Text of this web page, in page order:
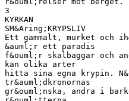
3
KYRKAN
SM&Aring;KRYPSLIV
Ett gammalt, murket och
&auml;r ett paradis
f&ouml;r skalbaggar och
kan olika arter
hitta sina egna krypin.
tr&auml;dkronornas
gr&ouml;nska, andra i